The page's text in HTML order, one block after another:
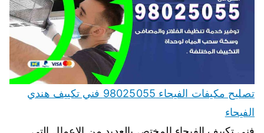
تصليح مكيفات الفيحاء 98025055 فني تكييف هندي
الفيحاء